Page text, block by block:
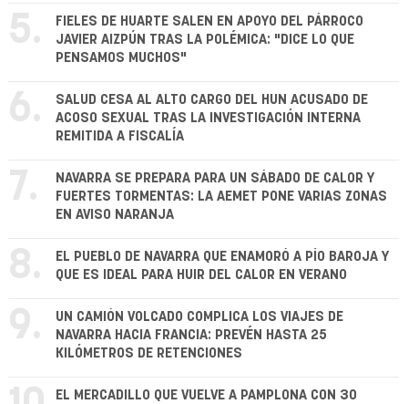
5.
FIELES DE HUARTE SALEN EN APOYO DEL PÁRROCO
JAVIER AIZPÚN TRAS LA POLÉMICA: "DICE LO QUE
PENSAMOS MUCHOS"
6.
SALUD CESA AL ALTO CARGO DEL HUN ACUSADO DE
ACOSO SEXUAL TRAS LA INVESTIGACIÓN INTERNA
REMITIDA A FISCALÍA
7.
NAVARRA SE PREPARA PARA UN SÁBADO DE CALOR Y
FUERTES TORMENTAS: LA AEMET PONE VARIAS ZONAS
EN AVISO NARANJA
8.
EL PUEBLO DE NAVARRA QUE ENAMORÓ A PÍO BAROJA Y
QUE ES IDEAL PARA HUIR DEL CALOR EN VERANO
9.
UN CAMIÓN VOLCADO COMPLICA LOS VIAJES DE
NAVARRA HACIA FRANCIA: PREVÉN HASTA 25
KILÓMETROS DE RETENCIONES
EL MERCADILLO QUE VUELVE A PAMPLONA CON 30